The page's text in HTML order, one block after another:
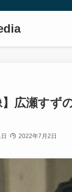
】広瀬す
2022年7月2日